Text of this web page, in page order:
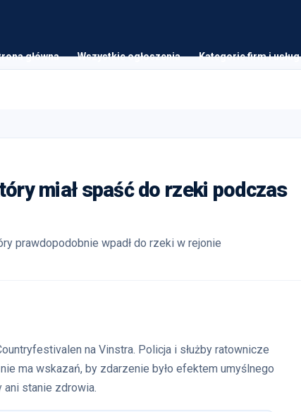
główna Wszystkie ogłoszenia Kategorie firm i usług
miał spaść do rzeki podczas
prawdopodobnie wpadł do rzeki w rejonie
na Vinstra. Policja i służby ratownicze
ma wskazań, by zdarzenie było efektem umyślnego
ani stanie zdrowia.